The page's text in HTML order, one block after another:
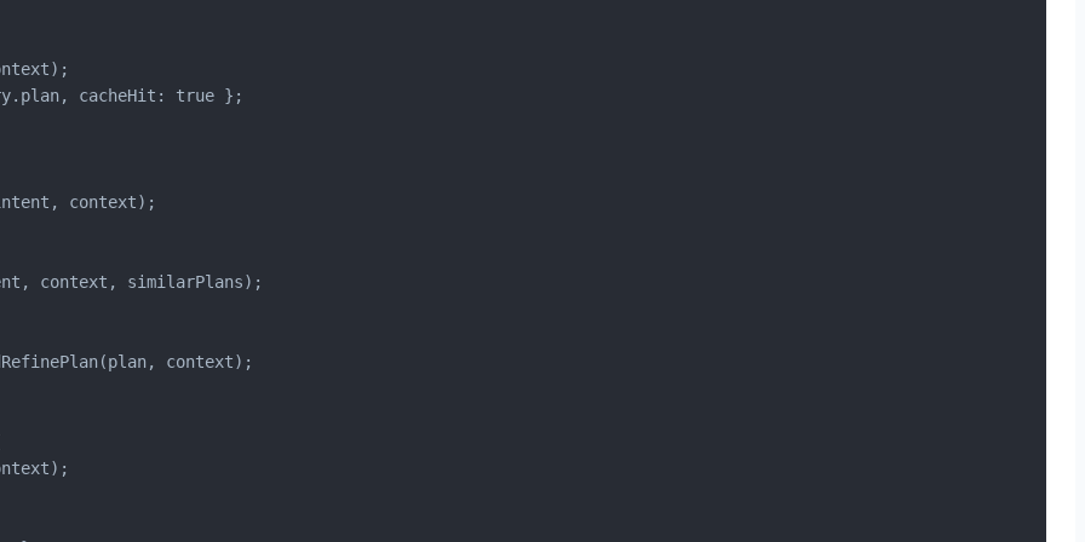
cacheHit: true };
context);
context, similarPlans);
context);